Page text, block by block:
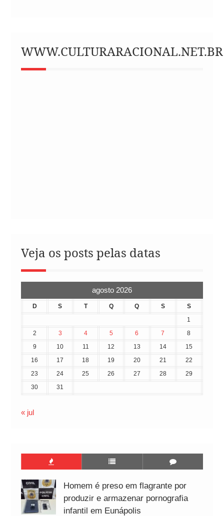
WWW.CULTURARACIONAL.NET.BR
Veja os posts pelas datas
agosto 2026
D S T Q Q S
S
1
2
3 4 5 6 7
8
9
10 11 12 13 14
15
16
17 18 19 20 21
22
23
24 25 26 27 28
29
30
31
« jul
Homem é preso em flagrante por
produzir e armazenar pornografia
infantil em Eunápolis